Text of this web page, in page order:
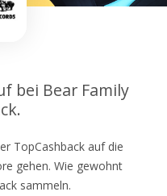
bei Bear Family
TopCashback auf die
gehen. Wie gewohnt
sammeln.